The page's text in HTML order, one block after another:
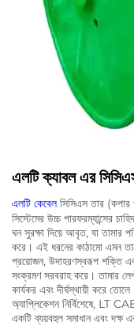
এলটি ক্যাবল এর
এলটি কেবেল সিসিএস তার (কপার
সিস্টেমের উচ্চ পারফরম্যান্সের
ঘন সুরক্ষা দিয়ে আবৃত, যা তামার
করে। এই ধরনের কাঠামো এমন
প্রয়োজন, উদাহরণস্বরূপ শক্তি
সংক্রমণ সরবরাহ করে। তামার
কার্যকর এবং দীর্ঘস্থায়ী করে
অ্যাপ্লিকেশন নির্বিশেষে, LT
একটি ব্যয়বহুল সমাধান এবং দক্ষ